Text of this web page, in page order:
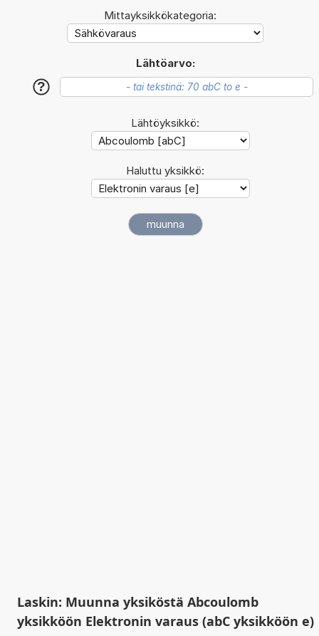
Mittayksikkökategoria:
Lähtöarvo:
?
Lähtöyksikkö:
Haluttu yksikkö:
Laskin: Muunna yksiköstä Abcoulomb
yksikköön Elektronin varaus (abC yksikköön e)